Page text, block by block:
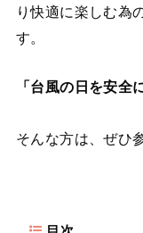
り快適に楽しむ為
す。
「台風の日を安全
そんな方は、ぜひ